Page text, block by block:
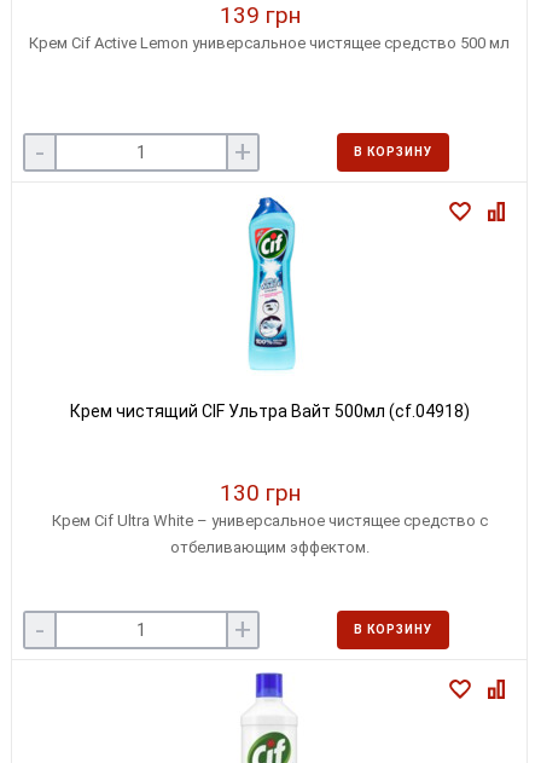
139 грн
Крем Cif Active Lemon универсальное чистящее средство 500 мл
- + В КОРЗИНУ
Крем чистящий CIF Ультра Вайт 500мл (cf.04918)
130 грн
Крем Cif Ultra White – универсальное чистящее средство с
отбеливающим эффектом.
- + В КОРЗИНУ